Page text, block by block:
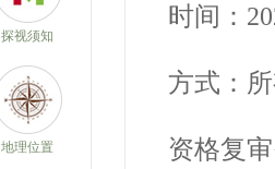
探视须知
地理位置
时间：
方式：
资格复